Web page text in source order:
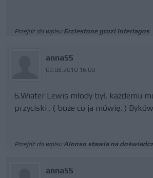
Przejdź do wpisu Ecclestone grozi Interlagos
anna55
09.08.2010 16:00
6.Wiater Lewis młody był, każdemu
przyciski . ( boże co ja mówię. )
Przejdź do wpisuAlonso stawia na
anna55